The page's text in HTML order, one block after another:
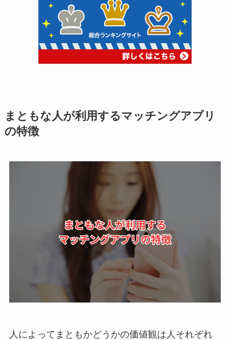
まともな人が利用するマッチングアプリ
の特徴
人によってまともかどうかの価値観は人それぞれ